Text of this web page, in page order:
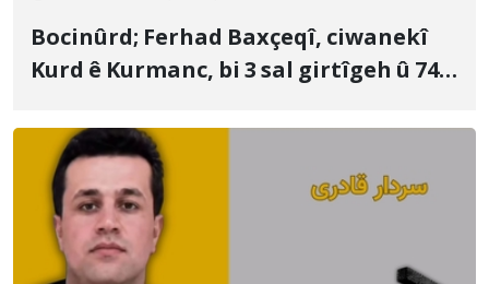
Bocinûrd; Ferhad Baxçeqî, ciwanekî
Kurd ê Kurmanc, bi 3 sal girtîgeh û 74